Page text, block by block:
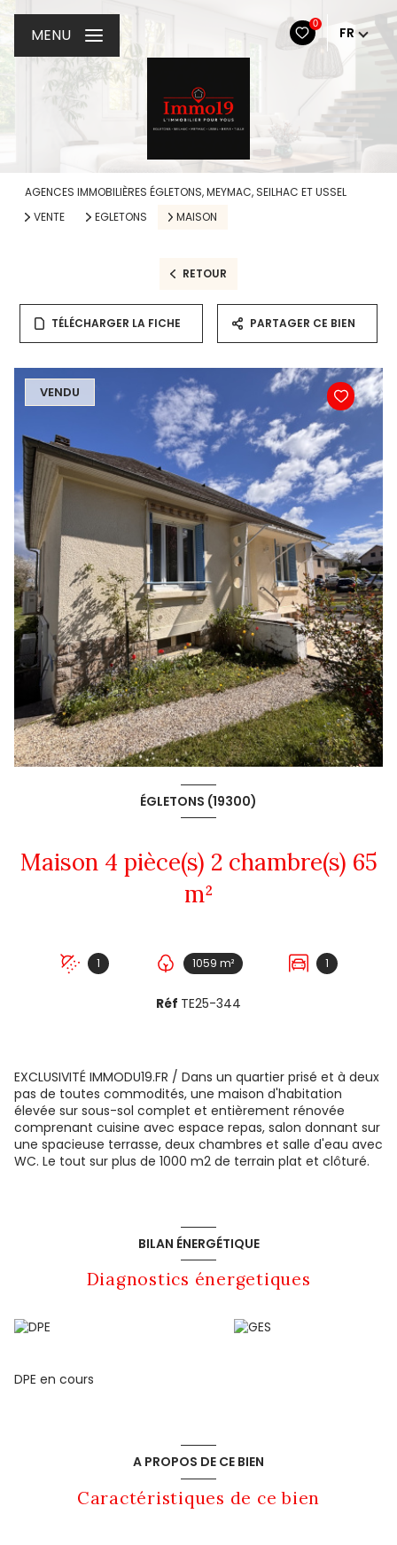
0
FR
MENU
AGENCES IMMOBILIÈRES ÉGLETONS, MEYMAC, SEILHAC ET USSEL
VENTE
EGLETONS MAISON
RETOUR
TÉLÉCHARGER LA FICHE PARTAGER CE BIEN
VENDU
ÉGLETONS (19300)
Maison 4 pièce(s) 2 chambre(s) 65
m²
1 1059 m² 1
Réf TE25-344
EXCLUSIVITÉ IMMODU19.FR / Dans un quartier prisé et à deux
pas de toutes commodités, une maison d'habitation
élevée sur sous-sol complet et entièrement rénovée
comprenant cuisine avec espace repas, salon donnant sur
une spacieuse terrasse, deux chambres et salle d'eau avec
WC. Le tout sur plus de 1000 m2 de terrain plat et clôturé.
BILAN ÉNERGÉTIQUE
Diagnostics énergetiques
DPE en cours
A PROPOS DE CE BIEN
Caractéristiques de ce bien